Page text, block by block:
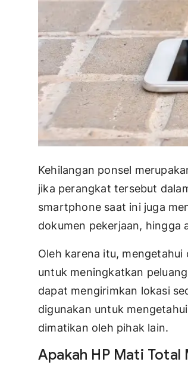
Kehilangan ponsel
jika perangkat tersebut
smartphone saat ini juga
dokumen pekerjaan, hingga
Oleh karena itu,
untuk meningkatkan
dapat mengirimkan lokasi
digunakan untuk
dimatikan oleh pihak lain.
Apakah HP Mati Total